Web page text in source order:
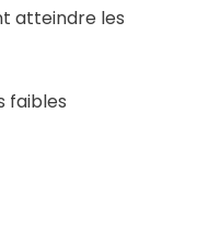
atteindre les
faibles